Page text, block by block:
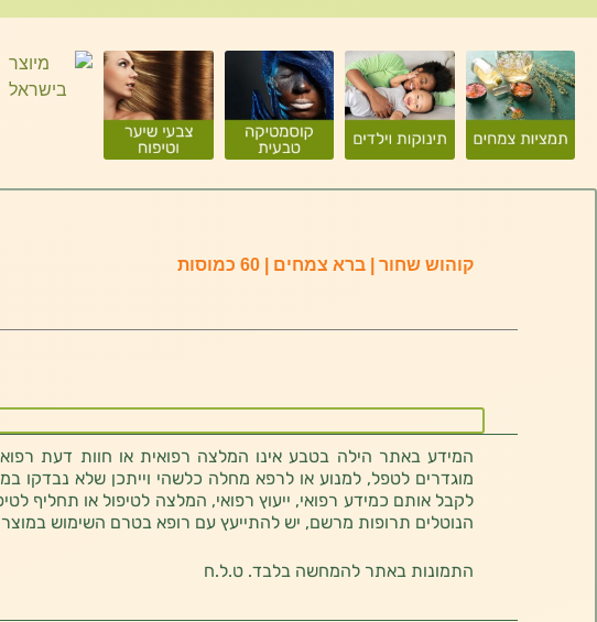
קוהוש שחור | ברא צמחים | 60 כמוסות
המידע באתר הילה בטבע אינו המלצה רפואית או חוות דעת
מוגדרים לטפל, למנוע או לרפא מחלה כלשהי וייתכן שלא נבדקו
לקבל אותם כמידע רפואי, ייעוץ רפואי, המלצה לטיפול או תחליף
הנוטלים תרופות מרשם, יש להתייעץ עם רופא בטרם השימוש
התמונות באתר להמחשה בלבד. ט.ל.ח